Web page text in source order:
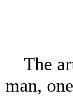
The
man,